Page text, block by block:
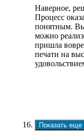
Наверное,
Процесс
понятным.
можно
пришла
печати на
Показать еще